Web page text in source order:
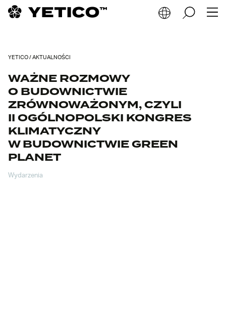
YETICO/AKTUALNOŚCI
WAŻNE ROZMOWY
O BUDOWNICTWIE
ZRÓWNOWAŻONYM, CZYLI
II OGÓLNOPOLSKI KONGRES
KLIMATYCZNY
W BUDOWNICTWIE GREEN
PLANET
Wydarzenia